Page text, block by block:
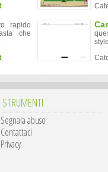
rapido
che
STRUMENTI
Segnala abuso
Contattaci
Privacy